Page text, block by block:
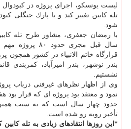
لیست یونسكو، اجرای پروژه در كبودوال
تله كابین تغییر كند و یا پارك جنگلی
شود.
سال قبل مجری
قرارگاه خاتم الانبیاء در كشور همچون
بندر نوشهر، بندر امیرآباد، كمربندی
نشستیم.
وی از اظهار نظرهای غیرفنی درباب
نمود و معتقد بود پروژه ای كه قرار
حدود چهار سال است كه به سبب همین
تأخیر روبه رو شده است.
*این روزها انتقادهای زیادی به تله